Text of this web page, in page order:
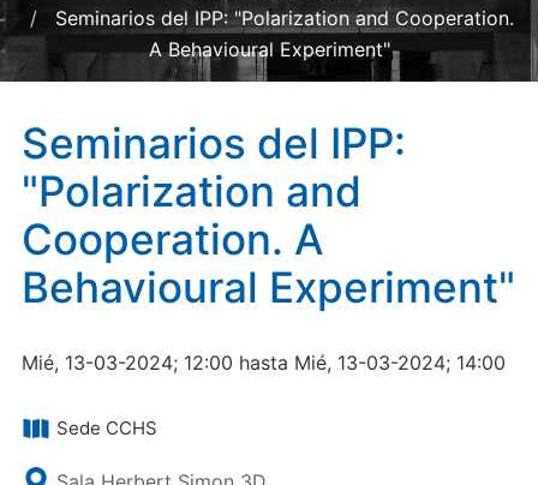
Seminarios del IPP: "Polarization and Cooperation.
A Behavioural Experiment"
Seminarios del IPP:
"Polarization and
Cooperation. A
Behavioural Experiment"
Mié, 13-03-2024; 12:00 hasta Mié, 13-03-2024; 14:00
Sede CCHS